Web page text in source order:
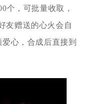
个，可批量收取，
友赠送的心火会自
心，合成后直接到